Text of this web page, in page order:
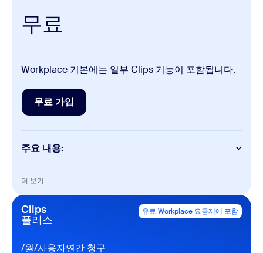
무료
Workplace 기본에는 일부 Clips 기능이 포함됩니다.
무료 가입
무료 가입
주요 내용:
1인당 녹화 최대 5개
개인 라이브러리 및 재생 목록
기본 비디오 품질(최대 720p)
녹화 중 주석 달기
더 보기
Clips
플러스
유료 Workplace 요금제에 포함
/월/사용자연간 청구